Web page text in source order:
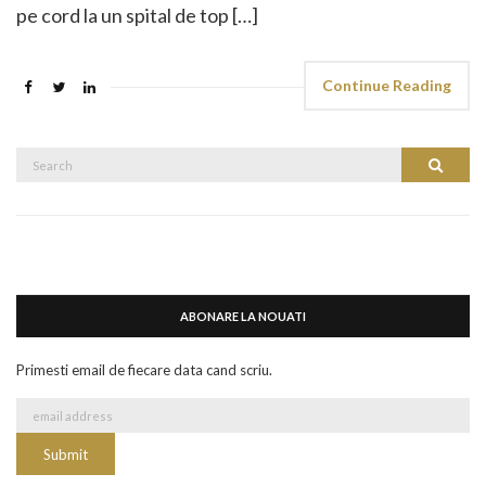
pe cord la un spital de top […]
Continue Reading
Search
ABONARE LA NOUATI
Primesti email de fiecare data cand scriu.